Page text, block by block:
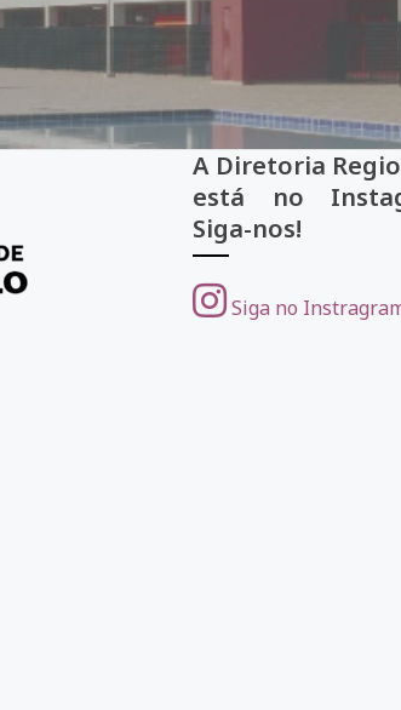
A Diretoria
está no
Siga-nos!
Siga no